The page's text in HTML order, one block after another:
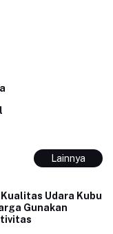
Lainnya
Udara Kubu
Gunakan